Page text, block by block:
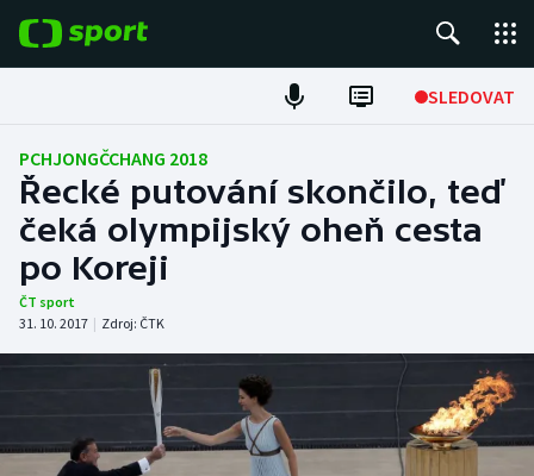
SLEDOVAT
Fotbal
Hokej
Tenis
Atletika
DALŠÍ SPORTY
PCHJONGČCHANG 2018
Řecké putování skončilo, teď
čeká olympijský oheň cesta
po Koreji
ČT sport
31. 10. 2017 | Zdroj: ČTK